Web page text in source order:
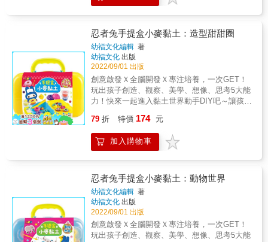
力：用黏土創作是具有豐富的想像創意空間，
能讓幼兒體驗各種創作。★增進親子互動交
子互動溝通的最佳時機。
肌肉都可以充分運動，為將來學習握筆練字打
好基礎，運筆時更順暢。內容物：▲8色小麥黏
土：紅色、黃色、藍色、綠色、白色、橙色、
咖啡色、粉紅色（上蓋附模型）▲20件模具：
動物壓模 × 3、造型空心印模 × 6、滾輪 × 1、
刀子 × 3、造型壓花器 × 1、造型壓花器模具 ×
2、剪刀 × 1、3D立體模具 × 3▲示範說明書產
品特色：★培養認知與創作力：訓練幼兒認識
色彩與調色的基本理論，啟發創作出不同特色
激腦部，建構各種概念增進動作與肌肉的協調
性。★開發空間想像能力：用黏土創作是具有
豐富的想像創意空間，能讓幼兒體驗各種創
子間的距離，更是與孩子互動溝通的最佳時
機。
忍者兔手提盒小麥黏土：造型甜甜圈
幼福文化編輯 著
幼福文化 出版
2022/09/01 出版
創意啟發Ｘ全腦開發Ｘ專注培養，一次GET！
玩出孩子創造、觀察、美學、想像、思考5大能
力！快來一起進入黏土世界動手DIY吧～讓孩子
系列共6款甜蜜棒棒糖、動物世界、歡樂下午茶
等超可愛黏土主題，透過遊戲提升創造力、觀
察力和美感能力。在玩樂的過程中，連帶激發
家裡，孩子永遠不無聊！★全系列共有6款受孩
子歡迎的黏土主題，怎麼玩都玩不膩有餐桌上
常吃到的美味食物、甜蜜蛋糕，天上飛的、地
上爬的動物世界，還有好開心的各種下午茶餐
點主題，統統都在這個系列，讓孩子再也不會
喊無聊！★輕輕鬆鬆完成多樣作品，創意捏法
79 折 特價 174 元
加入購物車
忍者兔手提盒小麥黏土：動物世界
幼福文化編輯 著
幼福文化 出版
2022/09/01 出版
創意啟發Ｘ全腦開發Ｘ專注培養，一次GET！
玩出孩子創造、觀察、美學、想像、思考5大能